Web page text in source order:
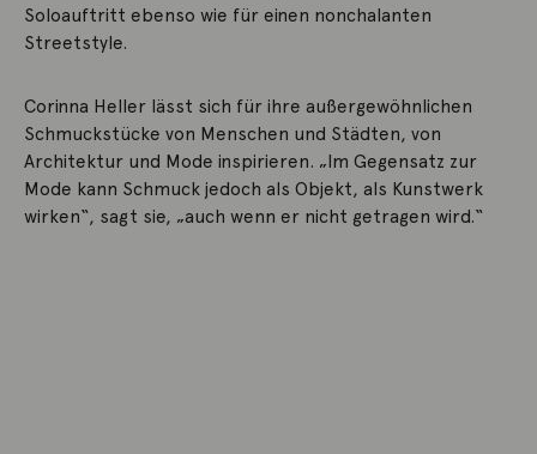
Soloauftritt ebenso wie für einen nonchalanten
Streetstyle.
Corinna Heller lässt sich für ihre außergewöhnlichen
Schmuckstücke von Menschen und Städten, von
Architektur und Mode inspirieren. „Im Gegensatz zur
Mode kann Schmuck jedoch als Objekt, als Kunstwerk
wirken“, sagt sie, „auch wenn er nicht getragen wird.“